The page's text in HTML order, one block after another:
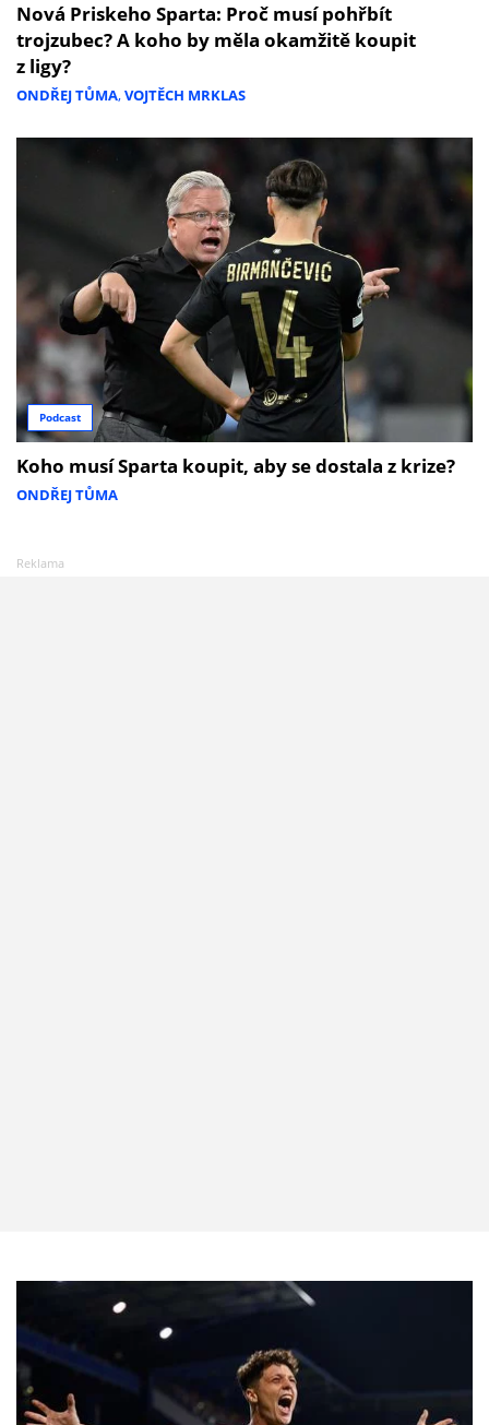
Nová Priskeho Sparta: Proč musí pohřbít
trojzubec? A koho by měla okamžitě koupit
z ligy?
ONDŘEJ TŮMA,VOJTĚCH MRKLAS
Podcast
Koho musí Sparta koupit, aby se dostala z krize?
ONDŘEJ TŮMA